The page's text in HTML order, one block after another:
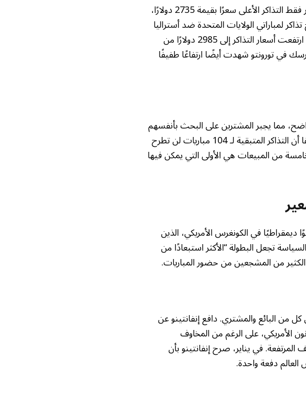
بالنسبة لمباراة الافتتاح بين الولايات المتحدة والباراغواي، تتوفر فقط التذاكر الأعلى سعرًا بقيمة 2735 دولارًا،
لمباراتي الولايات المتحدة ضد أستراليا
وتركيا. أما مباراة المكسيك والسعودية في مكسيكو سيتي، فقد ارتفعت أسعار التذاكر إلى 2985 دولارًا من
في تورونتو شهدت أيضًا ارتفاعًا طفيفًا
مما يجبر المشترين على البحث بأنفسهم
عبر موقع التذاكر الذي غالبًا ما يشهد ازدحامًا شديدًا. وأوضح فيفا أن التذاكر المتبقية لـ 104 مباريات لن تطرح
من المبيعات هي الأولى التي يمكن فيها
التسعير الديناميكي انتقادات حادة من 69 عضوًا ديمقراطيًا في الكونغرس الأمريكي، الذين
تجعل البطولة “الأكثر استبعادًا من
الكثير من المشجعين من حضور المباريات.
خاصة لإعادة البيع ويحصل على نسبة 15% من كل من البائع والمشتري. دافع إنفانتينو عن
الأمريكي، على الرغم من المخاوف
المرتفعة. في يناير، صرح إنفانتينو بأن
دفعة واحدة.